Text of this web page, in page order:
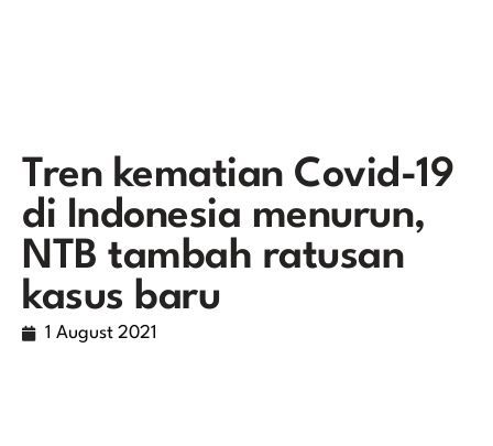
Tren kematian Covid-19
di Indonesia menurun,
NTB tambah ratusan
kasus baru
1 August 2021